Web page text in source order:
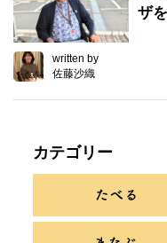
ザ
written by
佐藤沙織
カテゴリー